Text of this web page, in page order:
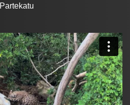
Partekatu